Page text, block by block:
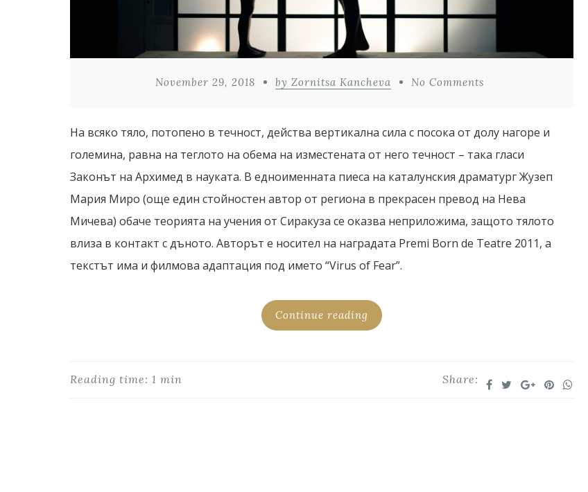
November 29, 2018 by Zornitsa Kancheva No Comments
На всяко тяло, потопено в течност, действа вертикална сила с посока от долу нагоре и
големина, равна на теглото на обема на изместената от него течност – така гласи
Законът на Архимед в науката. В едноименната пиеса на каталунския драматург Жузеп
Мария Миро (още един стойностен автор от региона в прекрасен превод на Нева
Мичева) обаче теорията на учения от Сиракуза се оказва неприложима, защото тялото
влиза в контакт с дъното. Авторът е носител на наградата Premi Born de Teatre 2011, а
текстът има и филмова адаптация под името “Virus of Fear”.
Continue reading
Share:
Reading time: 1 min